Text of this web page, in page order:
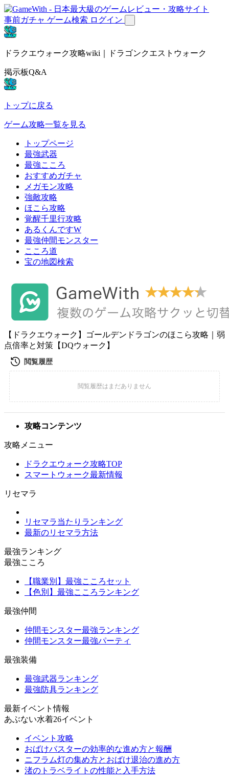
事前ガチャ ゲーム検索 ログイン
ドラクエウォーク攻略wiki｜ドラゴンクエストウォーク
掲示板Q&A
トップに戻る
ゲーム攻略一覧を見る
トップページ
最強武器
最強こころ
おすすめガチャ
メガモン攻略
強敵攻略
ほこら攻略
覚醒千里行攻略
あるくんですW
最強仲間モンスター
こころ道
宝の地図検索
【ドラクエウォーク】ゴールデンドラゴンのほこら攻略｜弱
点倍率と対策【DQウォーク】
攻略コンテンツ
攻略メニュー
ドラクエウォーク攻略TOP
スマートウォーク最新情報
リセマラ
リセマラ当たりランキング
最新のリセマラ方法
最強ランキング
最強こころ
【職業別】最強こころセット
【色別】最強こころランキング
最強仲間
仲間モンスター最強ランキング
仲間モンスター最強パーティ
最強装備
最強武器ランキング
最強防具ランキング
最新イベント情報
あぶない水着26イベント
イベント攻略
おばけバスターの効率的な進め方と報酬
ニフラム灯の集め方とおばけ退治の進め方
渚のトラベライトの性能と入手方法